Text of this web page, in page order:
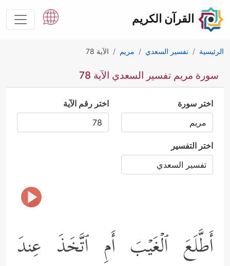
القرآن الكريم
الرئيسية تفسير السعدي مريم الآية 78
سورة مريم تفسير السعدي الآية 78
اختر سورة اختر رقم الآية
اختر التفسير
أَطَّلَعَ ٱلۡغَیۡبَ أَمِ ٱتَّخَذَ عِندَ